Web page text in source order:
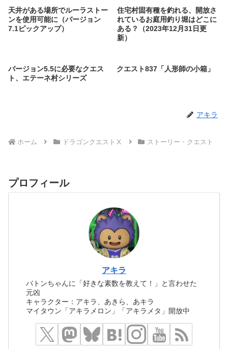
天井がある場所でルーラストー
ンを使用可能に（バージョン
7.1ピックアップ）
住宅村固有種を釣れる、開放さ
れているお庭用釣り堀はどこに
ある？（2023年12月31日更
新）
バージョン5.5に必要なクエス
ト、エテーネ村シリーズ
クエスト837「人形師の小箱」
アキラ
ホーム ドラゴンクエストⅩ ストーリー・クエスト
プロフィール
アキラ
バトンちゃんに「好きな素数を教えて！」と言わせた
元凶
キャラクター：アキラ、あきら、あキラ
マイタウン「アキラメロン」「アキラメタ」開放中